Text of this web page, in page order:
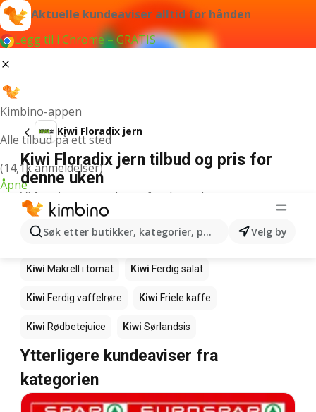
Aktuelle kundeaviser alltid for hånden
Legg til i Chrome – GRATIS
Kimbino-appen
Alle tilbud på ett sted
(14,1k anmeldelser)
Åpne
Søk etter butikker, kategorier, produkter...Velg by
Kiwi Floradix jern
Kiwi Floradix jern tilbud og pris for
denne uken
Vi fant ingen resultater for det ordet.
Andre produkter i butikkene Kiwi
Kiwi Fårikålkjøtt
Kiwi Makrell i tomat Kiwi Ferdig salat
Kiwi Ferdig vaffelrøre Kiwi Friele kaffe
Kiwi Rødbetejuice Kiwi Sørlandsis
Ytterligere kundeaviser fra
kategorien